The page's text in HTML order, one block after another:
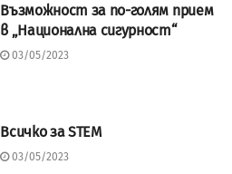
Възможност за по-голям прием
в „Национална сигурност“
03/05/2023
Всичко за STEM
03/05/2023